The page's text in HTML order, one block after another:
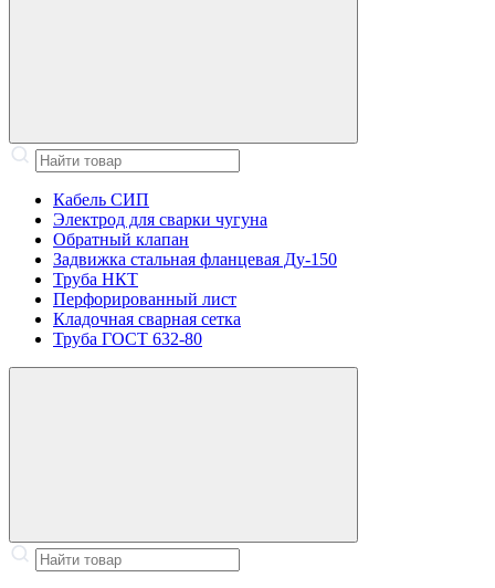
Кабель СИП
Электрод для сварки чугуна
Обратный клапан
Задвижка стальная фланцевая Ду-150
Труба НКТ
Перфорированный лист
Кладочная сварная сетка
Труба ГОСТ 632-80